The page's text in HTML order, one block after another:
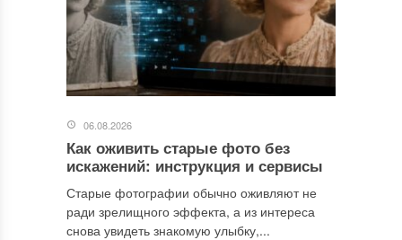
06.08.2026
Как оживить старые фото без
искажений: инструкция и сервисы
Старые фотографии обычно оживляют не
ради зрелищного эффекта, а из интереса
снова увидеть знакомую улыбку,...